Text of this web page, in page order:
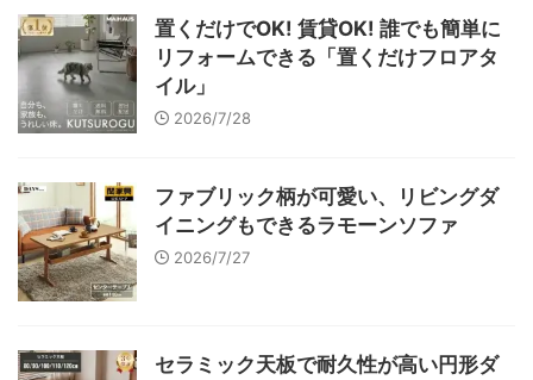
置くだけでOK! 賃貸OK! 誰でも簡単に
リフォームできる「置くだけフロアタ
イル」
2026/7/28
ファブリック柄が可愛い、リビングダ
イニングもできるラモーンソファ
2026/7/27
セラミック天板で耐久性が高い円形ダ